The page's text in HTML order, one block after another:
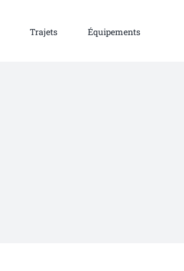
Trajets Équipements